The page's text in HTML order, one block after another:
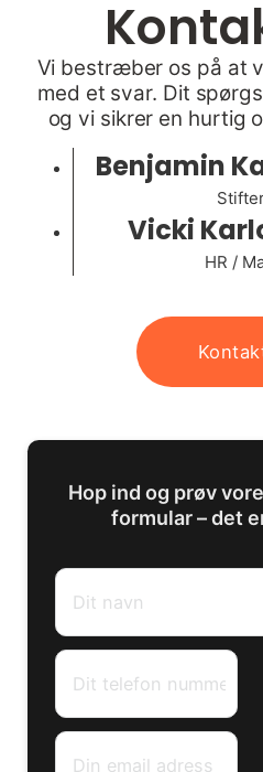
Vi bestræber os på at
med et svar. Dit
og vi sikrer en hurtig
Benjamin
Vicki
HR /
Hop ind og prøv
formular – det